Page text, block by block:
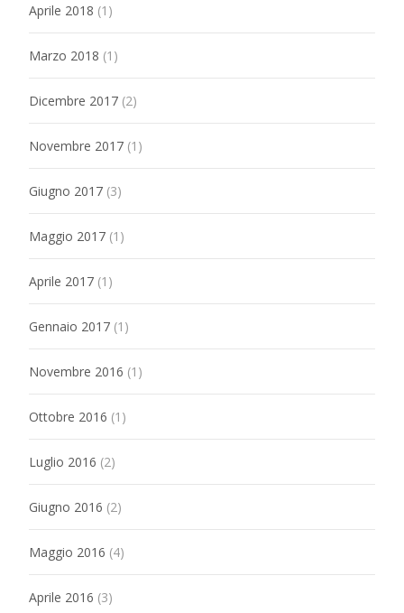
Aprile 2018 (1)
Marzo 2018 (1)
Dicembre 2017 (2)
Novembre 2017 (1)
Giugno 2017 (3)
Maggio 2017 (1)
Aprile 2017 (1)
Gennaio 2017 (1)
Novembre 2016 (1)
Ottobre 2016 (1)
Luglio 2016 (2)
Giugno 2016 (2)
Maggio 2016 (4)
Aprile 2016 (3)